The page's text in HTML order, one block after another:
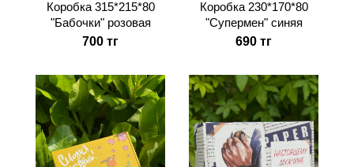
Коробка 315*215*80
"Бабочки" розовая
700 тг
Коробка 230*170*80
"Супермен" синяя
690 тг